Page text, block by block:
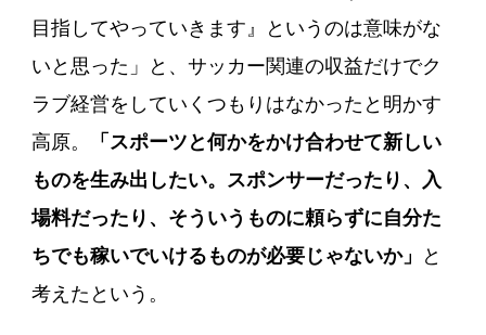
目指してやっていきます』というのは意味がな
いと思った」と、サッカー関連の収益だけでク
ラブ経営をしていくつもりはなかったと明かす
高原。
「スポーツと何かをかけ合わせて新しい
ものを生み出したい。スポンサーだったり、入
場料だったり、そういうものに頼らずに自分た
ちでも稼いでいけるものが必要じゃないか」
と
考えたという。